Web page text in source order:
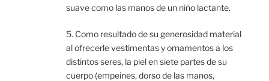
suave como las manos de un niño lactante.
5. Como resultado de su generosidad material
al ofrecerle vestimentas y ornamentos a los
distintos seres, la piel en siete partes de su
cuerpo (empeines, dorso de las manos,